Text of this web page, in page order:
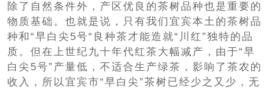
除了自然条件外，产区优良的茶树品种也是重要的
物质基础。也就是说，只有我们宜宾本土的茶树品
种和“早白尖5号“良种茶才能造就“川红”独特的品
质。但在上世纪九十年代红茶大幅减产，由于“早
白尖5号”产量低，不适合生产绿茶，影响了茶农的
收入，所以宜宾市“早白尖”茶树已经少之又少，无